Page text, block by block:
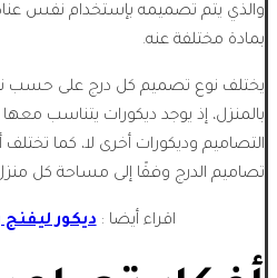
والذي يتم تصميمه بإستخدام نفس
بمادة مختلفة عنه.
يختلف نوع تصميم كل درج على حسب
بالمنزل، إذ يوجد ديكورات يتناسب
التصاميم وديكورات أخرى لا، كما
تصاميم الدرج وفقًا إلى مساحة كل
اقراء أيضا :ديكور